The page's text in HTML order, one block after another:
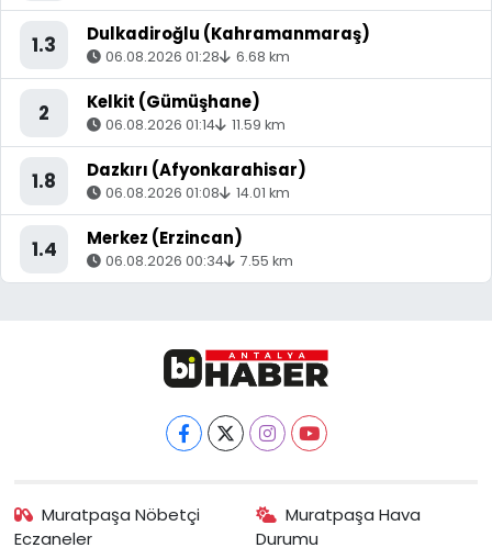
1.3 Dulkadiroğlu (Kahramanmaraş)
06.08.2026 01:28 6.68 km
2 Kelkit (Gümüşhane)
06.08.2026 01:14 11.59 km
1.8 Dazkırı (Afyonkarahisar)
06.08.2026 01:08 14.01 km
1.4 Merkez (Erzincan)
06.08.2026 00:34 7.55 km
Muratpaşa Nöbetçi
Eczaneler
Muratpaşa Hava
Durumu